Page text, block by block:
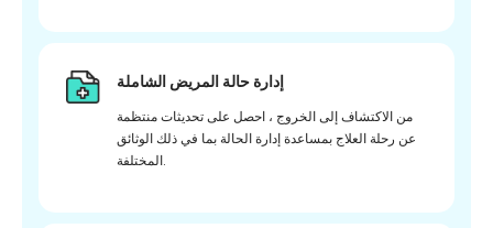
إدارة حالة المريض الشاملة
من الاكتشاف إلى الخروج ، احصل على تحديثات منتظمة
عن رحلة العلاج بمساعدة إدارة الحالة بما في ذلك الوثائق
المختلفة.